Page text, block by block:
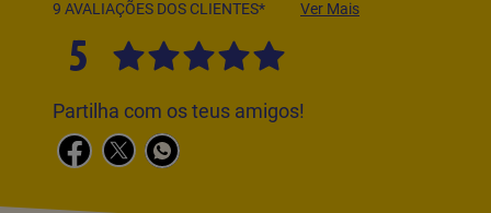
9 AVALIAÇÕES DOS CLIENTES* Ver Mais
5
Partilha com os teus amigos!